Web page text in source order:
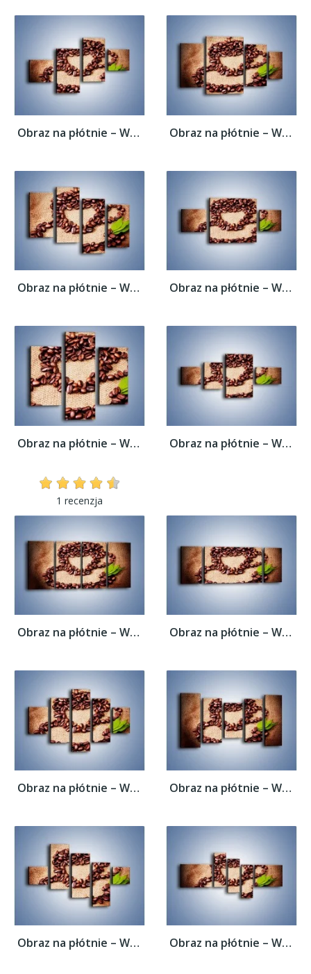
Obraz na płótnie – Wyraźny znak w kawie –... Obraz na płótnie – Wyraźny znak w kawie –...
Obraz na płótnie – Wyraźny znak w kawie –... Obraz na płótnie – Wyraźny znak w kawie –...
Obraz na płótnie – Wyraźny znak w kawie –...
1 recenzja
Obraz na płótnie – Wyraźny znak w kawie –...
Obraz na płótnie – Wyraźny znak w kawie –... Obraz na płótnie – Wyraźny znak w kawie –...
Obraz na płótnie – Wyraźny znak w kawie –... Obraz na płótnie – Wyraźny znak w kawie –...
Obraz na płótnie – Wyraźny znak w kawie –... Obraz na płótnie – Wyraźny znak w kawie –...